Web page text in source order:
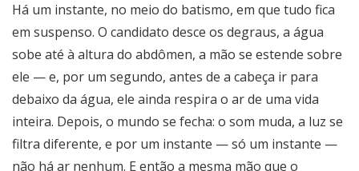
Há um instante, no meio do batismo, em que tudo fica
em suspenso. O candidato desce os degraus, a água
sobe até à altura do abdômen, a mão se estende sobre
ele — e, por um segundo, antes de a cabeça ir para
debaixo da água, ele ainda respira o ar de uma vida
inteira. Depois, o mundo se fecha: o som muda, a luz se
filtra diferente, e por um instante — só um instante —
não há ar nenhum. E então a mesma mão que o